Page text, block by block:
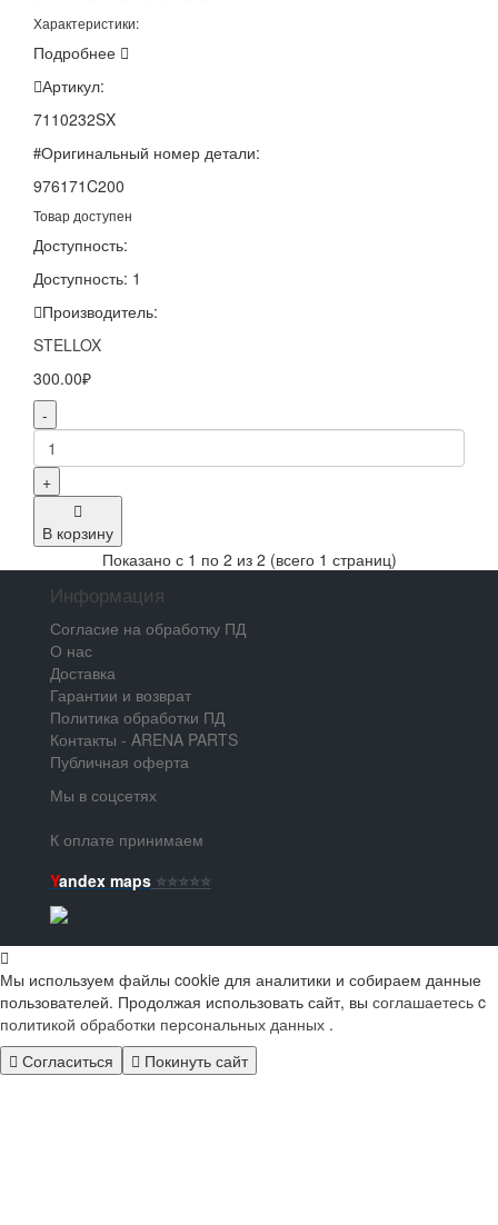
Характеристики:
Подробнее
Артикул:
7110232SX
Оригинальный номер детали:
976171C200
Товар доступен
Доступность:
Доступность: 1
Производитель:
STELLOX
300.00₽
-
+
В корзину
Показано с 1 по 2 из 2 (всего 1 страниц)
Информация
Согласие на обработку ПД
О нас
Доставка
Гарантии и возврат
Политика обработки ПД
Контакты - ARENA PARTS
Публичная оферта
Мы в соцсетях
К оплате принимаем
Yandex maps ⭐️⭐️⭐️⭐️⭐️
Мы используем файлы cookie для аналитики и собираем данные
пользователей. Продолжая использовать сайт, вы соглашаетесь c
политикой обработки персональных данных .
Согласиться
Покинуть сайт